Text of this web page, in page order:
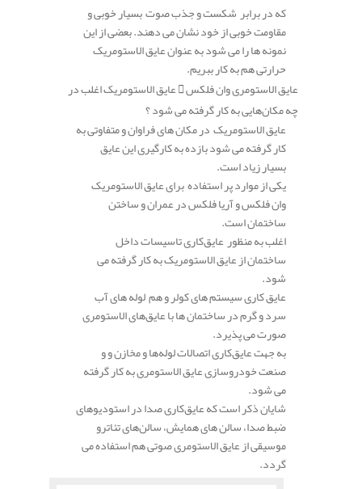
که در برابر شکست و جذب صوت بسیار خوبی و
مقاومت خوبی از خود نشان می دهند. بعضی از این
نمونه ها را می شود به عنوان عایق الاستومریک
حرارتی هم به کار ببریم.
عایق الاستومری وان فلکس عایق الاستومریک اغلب در
چه مکان‌هایی به کار گرفته می شود ؟
عایق الاستومریک در مکان های فراوان و متفاوتی به
کار گرفته می شود بازده به کارگیری این عایق
بسیار زیاد است.
یکی از موارد پر استفاده برای عایق الاستومریک
وان فلکس و آریا فلکس در عمران و ساختن
ساختمان است.
اغلب به منظور عایق‌کاری تاسیسات داخل
ساختمان از عایق الاستومریک به کار گرفته می
شود.
عایق کاری سیستم های کولر و هم لوله های آب
سرد و گرم در ساختمان ها با عایق‌های الاستومری
صورت می پذیرد.
به جهت عایق‌کاری اتصالات لوله‌ها و مخازن و و
صنعت خودروسازی عایق الاستومری به کار گرفته
می شود.
شایان ذکر است که عایق‌کاری صدا در استودیوهای
ضبط صدا، سالن های همایش، سالن‌های تئاترو
موسیقی از عایق الاستومری صوتی هم استفاده می
گردد.